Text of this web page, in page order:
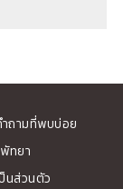
ถามที่พบบ่อย
ทยา
นส่วนตัว